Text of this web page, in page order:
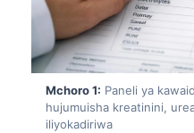
Mchoro 1: Paneli ya
hujumuisha kreatinini,
iliyokadiriwa